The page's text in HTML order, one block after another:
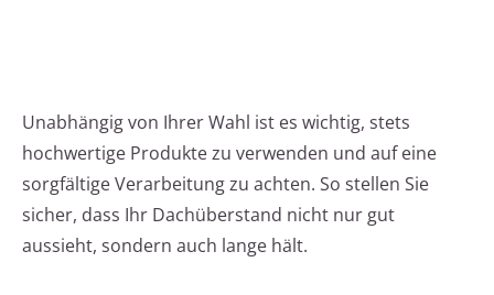
Unabhängig von Ihrer Wahl ist es wichtig, stets
hochwertige Produkte zu verwenden und auf eine
sorgfältige Verarbeitung zu achten. So stellen Sie
sicher, dass Ihr Dachüberstand nicht nur gut
aussieht, sondern auch lange hält.